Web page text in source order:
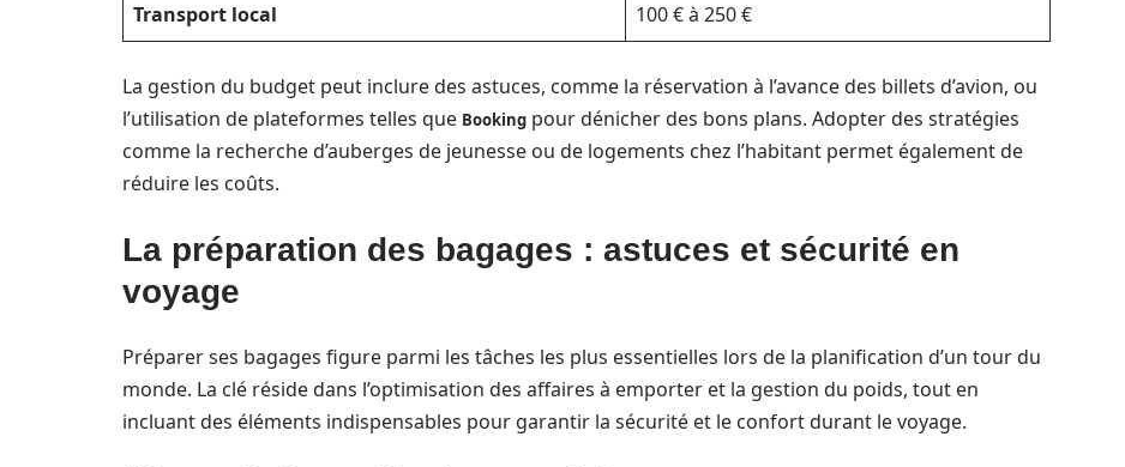
Transport local
100 € à 250 €
La gestion du budget peut inclure des astuces, comme la réservation à l’avance des billets d’avion, ou
l’utilisation de plateformes telles que Booking pour dénicher des bons plans. Adopter des stratégies
comme la recherche d’auberges de jeunesse ou de logements chez l’habitant permet également de
réduire les coûts.
La préparation des bagages : astuces et sécurité en
voyage
Préparer ses bagages figure parmi les tâches les plus essentielles lors de la planification d’un tour du
monde. La clé réside dans l’optimisation des affaires à emporter et la gestion du poids, tout en
incluant des éléments indispensables pour garantir la sécurité et le confort durant le voyage.